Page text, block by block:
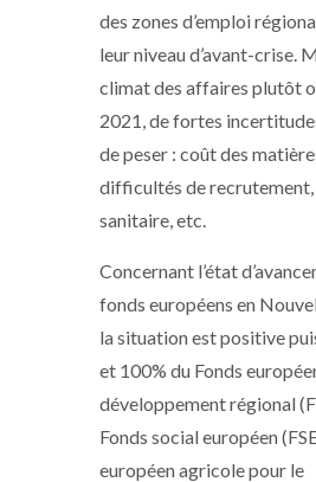
des zones d’emploi
leur niveau d’avant-crise.
climat des affaires plutôt
2021, de fortes
de peser : coût des
difficultés de
sanitaire, etc.
Concernant l’état
fonds européens en
la situation est positive
et 100% du Fonds
développement régional
Fonds social européen
européen agricole pour le